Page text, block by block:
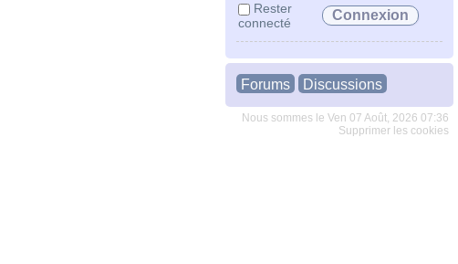
Rester
connecté
Forums Discussions
Nous sommes le Ven 07 Août, 2026 07:36
Supprimer les cookies